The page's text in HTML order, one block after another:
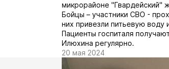
микрорайоне "Гвардейский"
Бойцы – участники СВО -
них привезли питьевую воду
Пациенты госпиталя
Илюхина регулярно.
20 мая 2024